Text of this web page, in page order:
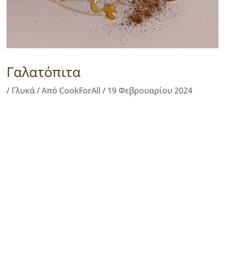
Γαλατόπιτα
/ Γλυκά/ Από CookForAll / 19 Φεβρουαρίου 2024